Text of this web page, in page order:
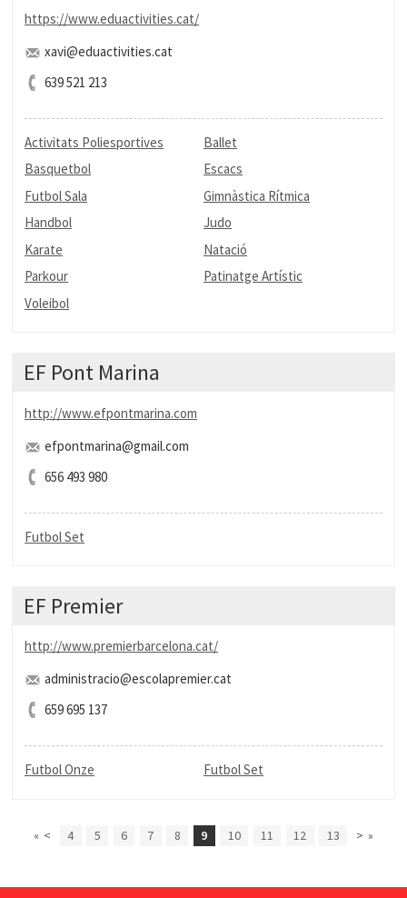
https://www.eduactivities.cat/
xavi@eduactivities.cat
639 521 213
Activitats Poliesportives
Ballet
Basquetbol
Escacs
Futbol Sala
Gimnàstica Rítmica
Handbol
Judo
Karate
Natació
Parkour
Patinatge Artístic
Voleibol
EF Pont Marina
http://www.efpontmarina.com
efpontmarina@gmail.com
656 493 980
Futbol Set
EF Premier
http://www.premierbarcelona.cat/
administracio@escolapremier.cat
659 695 137
Futbol Onze Futbol Set
« < 4 5 6 7 8 9 10 11 12 13 > »